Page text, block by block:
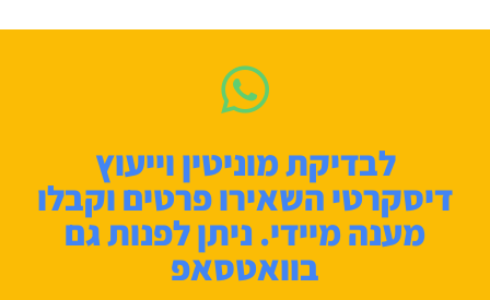
לבדיקת מוניטין וייעוץ
דיסקרטי השאירו פרטים וקבלו
מענה מיידי. ניתן לפנות גם
בוואטסאפ